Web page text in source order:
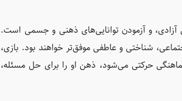
آزادی، و آزمودن توانایی‌های ذهنی و جسمی است.
شناختی و عاطفی موفق‌تر خواهند بود. بازی،
حرکتی می‌شود، ذهن او را برای حل مسئله،